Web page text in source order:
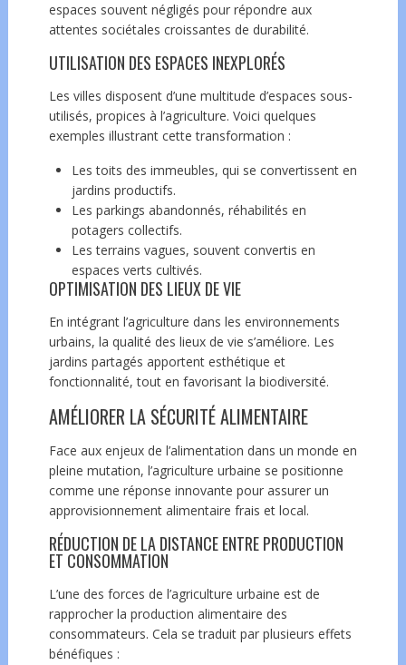
espaces souvent négligés pour répondre aux
attentes sociétales croissantes de durabilité.
UTILISATION DES ESPACES INEXPLORÉS
Les villes disposent d’une multitude d’espaces sous-
utilisés, propices à l’agriculture. Voici quelques
exemples illustrant cette transformation :
Les toits des immeubles, qui se convertissent en
jardins productifs.
Les parkings abandonnés, réhabilités en
potagers collectifs.
Les terrains vagues, souvent convertis en
espaces verts cultivés.
OPTIMISATION DES LIEUX DE VIE
En intégrant l’agriculture dans les environnements
urbains, la qualité des lieux de vie s’améliore. Les
jardins partagés apportent esthétique et
fonctionnalité, tout en favorisant la biodiversité.
AMÉLIORER LA SÉCURITÉ ALIMENTAIRE
Face aux enjeux de l’alimentation dans un monde en
pleine mutation, l’agriculture urbaine se positionne
comme une réponse innovante pour assurer un
approvisionnement alimentaire frais et local.
RÉDUCTION DE LA DISTANCE ENTRE PRODUCTION
ET CONSOMMATION
L’une des forces de l’agriculture urbaine est de
rapprocher la production alimentaire des
consommateurs. Cela se traduit par plusieurs effets
bénéfiques :